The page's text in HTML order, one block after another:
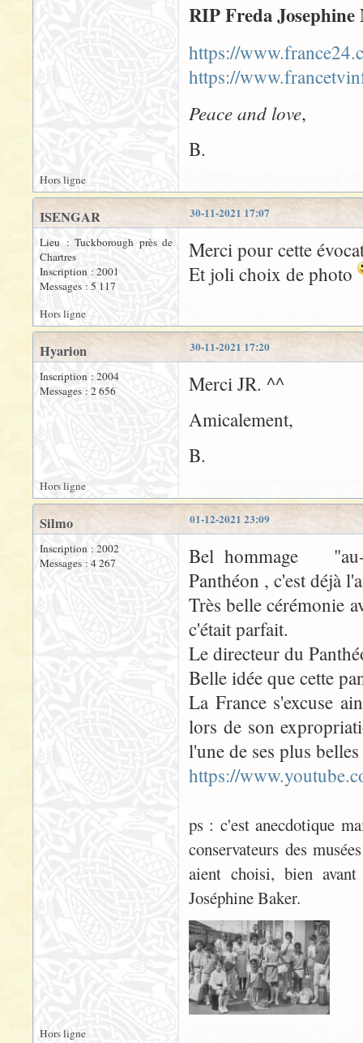
RIP Freda Josephine
https://
https://
Peace and love,
B.
Hors ligne
30-11-2021 17:07
ISENGAR
Lieu : Tuckborough près de
Chartres
Inscription : 2001
Messages : 5 117
Merci pour cette
Et joli choix de photo
Hors ligne
30-11-2021 17:20
Hyarion
Inscription : 2004
Messages : 2 656
Merci JR. ^^
Amicalement,
B.
Hors ligne
01-12-2021 23:09
Silmo
Inscription : 2002
Messages : 4 267
Bel hommage "au-
Panthéon , c'est déjà
Très belle cérémonie
c'était parfait.
Le directeur du
Belle idée que cette
La France s'excuse
lors de son
l'une de ses plus belles
https://
ps : c'est anecdotique
conservateurs des
aient choisi, bien
Joséphine Baker.
Hors ligne